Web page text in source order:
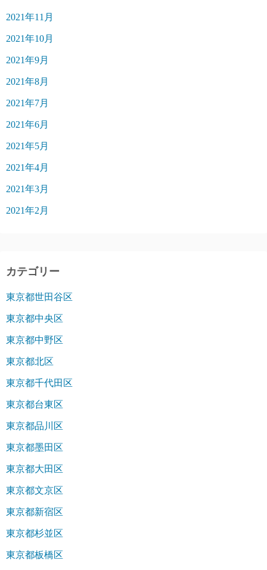
2021年11月
2021年10月
2021年9月
2021年8月
2021年7月
2021年6月
2021年5月
2021年4月
2021年3月
2021年2月
カテゴリー
東京都世田谷区
東京都中央区
東京都中野区
東京都北区
東京都千代田区
東京都台東区
東京都品川区
東京都墨田区
東京都大田区
東京都文京区
東京都新宿区
東京都杉並区
東京都板橋区